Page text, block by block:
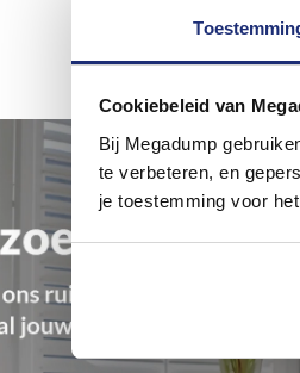
Cookiebeleid van
Bij Megadump
te verbeteren, en
je toestemming voor